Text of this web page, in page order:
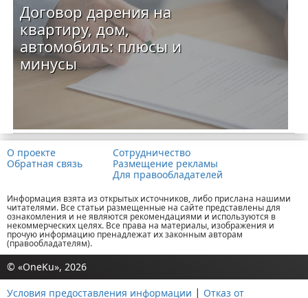
Договор дарения на
квартиру, дом,
автомобиль: плюсы и
минусы
О проекте
Обратная связь
Сотрудничество
Размещение рекламы
Для правообладателей
Информация взята из открытых источников, либо прислана нашими
читателями. Все статьи размещенные на сайте представлены для
ознакомления и не являются рекомендациями и используются в
некоммерческих целях. Все права на материалы, изображения и
прочую информацию пренадлежат их законным авторам
(правообладателям).
© «OneKu», 2026
Условия предоставления информации | Отказ от